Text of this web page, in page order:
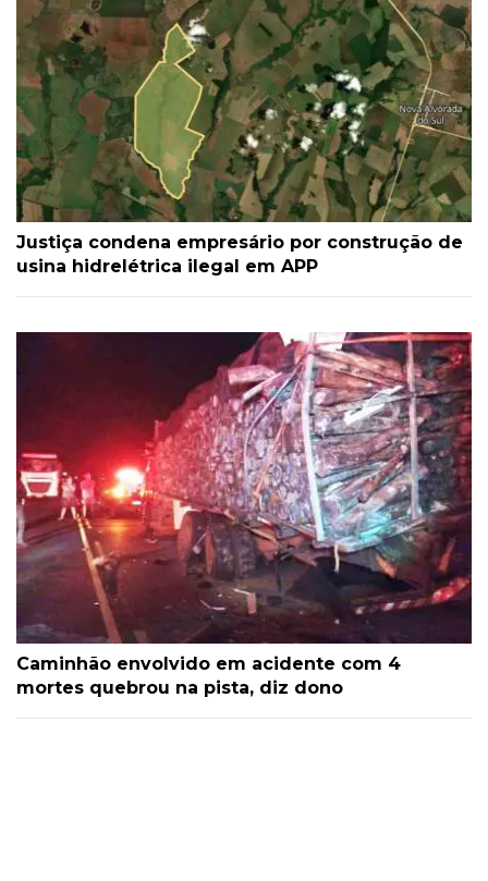
Justiça condena empresário por construção de
usina hidrelétrica ilegal em APP
Caminhão envolvido em acidente com 4
mortes quebrou na pista, diz dono